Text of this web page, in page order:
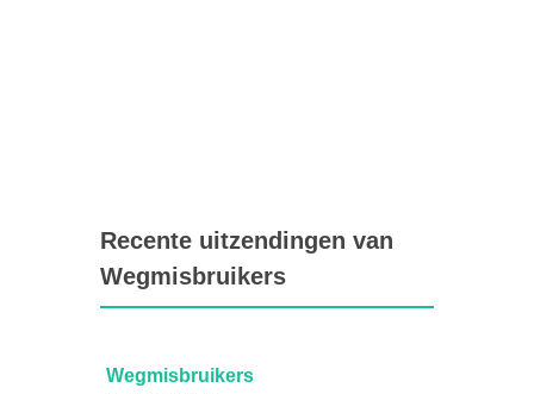
Recente uitzendingen van
Wegmisbruikers
Wegmisbruikers